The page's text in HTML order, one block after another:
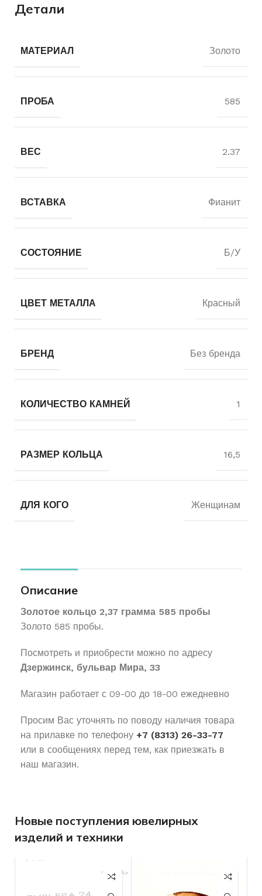
Детали
МАТЕРИАЛ Золото
ПРОБА 585
ВЕС 2.37
ВСТАВКА Фианит
СОСТОЯНИЕ Б/У
ЦВЕТ МЕТАЛЛА Красный
БРЕНД Без бренда
КОЛИЧЕСТВО КАМНЕЙ 1
РАЗМЕР КОЛЬЦА 16,5
ДЛЯ КОГО Женщинам
Описание
Золотое кольцо 2,37 грамма 585 пробы
Золото 585 пробы.
Посмотреть и приобрести можно по адресу
Дзержинск, бульвар Мира, 33
Магазин работает с 09-00 до 18-00 ежедневно
Просим Вас уточнять по поводу наличия товара
на прилавке по телефону +7 (8313) 26-33-77
или в сообщениях перед тем, как приезжать в
наш магазин.
Новые поступления ювелирных
изделий и техники